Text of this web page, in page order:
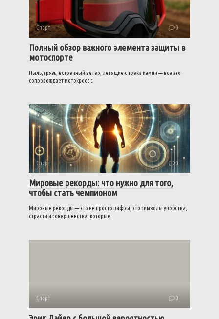
Спорт 0
Полный обзор важного элемента защиты в
мотоспорте
Пыль, грязь, встречный ветер, летящие с трека камни — всё это
сопровождает мотокросс с
Спорт 0
Мировые рекорды: что нужно для того,
чтобы стать чемпионом
Мировые рекорды — это не просто цифры, это символы упорства,
страсти и совершенства, которые
Спорт 0